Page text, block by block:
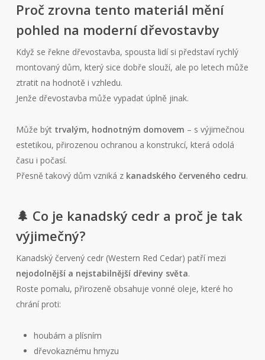
Proč zrovna tento materiál mění
pohled na moderní dřevostavby
Když se řekne dřevostavba, spousta lidí si představí rychlý
montovaný dům, který sice dobře slouží, ale po letech může
ztratit na hodnotě i vzhledu.
Jenže dřevostavba může vypadat úplně jinak.
Může být trvalým, hodnotným domovem – s výjimečnou
estetikou, přirozenou ochranou a konstrukcí, která odolá
času i počasí.
Přesně takový dům vzniká z kanadského červeného cedru.
🌲 Co je kanadský cedr a proč je tak
výjimečný?
Kanadský červený cedr (Western Red Cedar) patří mezi
nejodolnější a nejstabilnější dřeviny světa.
Roste pomalu, přirozeně obsahuje vonné oleje, které ho
chrání proti:
houbám a plísním
dřevokaznému hmyzu